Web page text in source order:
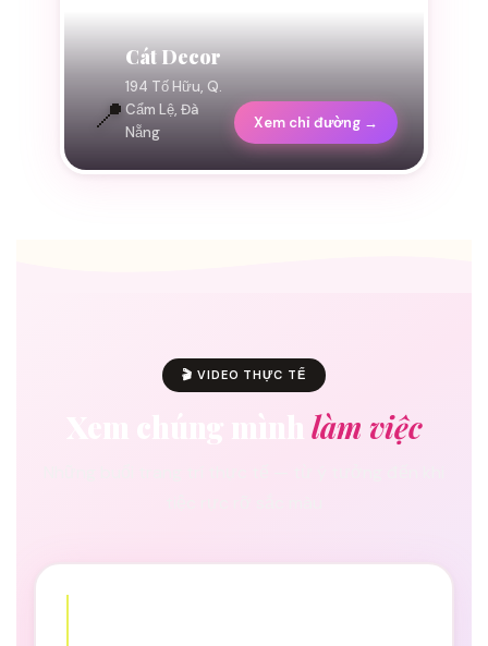
📍
Cát Decor
194 Tố Hữu, Q.
Cẩm Lệ, Đà
Nẵng
Xem chỉ đường →
🎬 VIDEO THỰC TẾ
Xem chúng mình làm việc